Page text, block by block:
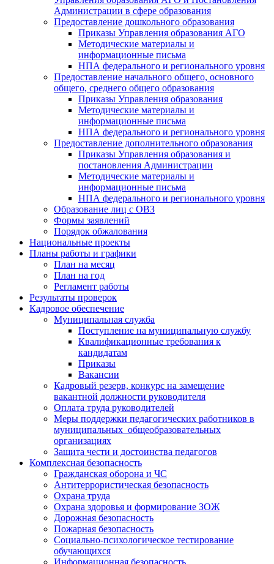
Администрации в сфере образования
Предоставление дошкольного образования
Приказы Управления образования АГО
Методические материалы и
информационные письма
НПА федерального и регионального уровня
Предоставление начального общего, основного
общего, среднего общего образования
Приказы Управления образования
Методические материалы и
информационные письма
НПА федерального и регионального уровня
Предоставление дополнительного образования
Приказы Управления образования и
постановления Администрации
Методические материалы и
информационные письма
НПА федерального и регионального уровня
Образование лиц с ОВЗ
Формы заявлений
Порядок обжалования
Национальные проекты
Планы работы и графики
План на месяц
План на год
Регламент работы
Результаты проверок
Кадровое обеспечение
Муниципальная служба
Поступление на муниципальную службу
Квалификационные требования к
кандидатам
Приказы
Вакансии
Кадровый резерв, конкурс на замещение
вакантной должности руководителя
Оплата труда руководителей
Меры поддержки педагогических работников в
муниципальных общеобразовательных
организациях
Защита чести и достоинства педагогов
Комплексная безопасность
Гражданская оборона и ЧС
Антитеррористическая безопасность
Охрана труда
Охрана здоровья и формирование ЗОЖ
Дорожная безопасность
Пожарная безопасность
Социально-психологическое тестирование
обучающихся
Информационная безопасность